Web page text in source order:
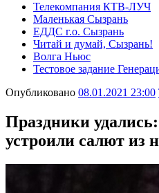
Телекомпания КТВ-ЛУЧ
Маленькая Сызрань
ЕДДС г.о. Сызрань
Читай и думай, Сызрань!
Волга Ньюс
Тестовое задание
Опубликовано 08.01.2021 23:00
Праздники
устроили салют из